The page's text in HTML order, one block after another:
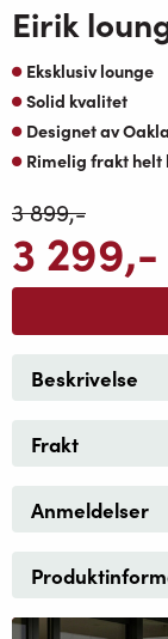
Eksklusiv lounge
Solid kvalitet
Designet av
Rimelig frakt helt
3 899,-
3 299,-
Beskrivelse
Frakt
Anmeldelser